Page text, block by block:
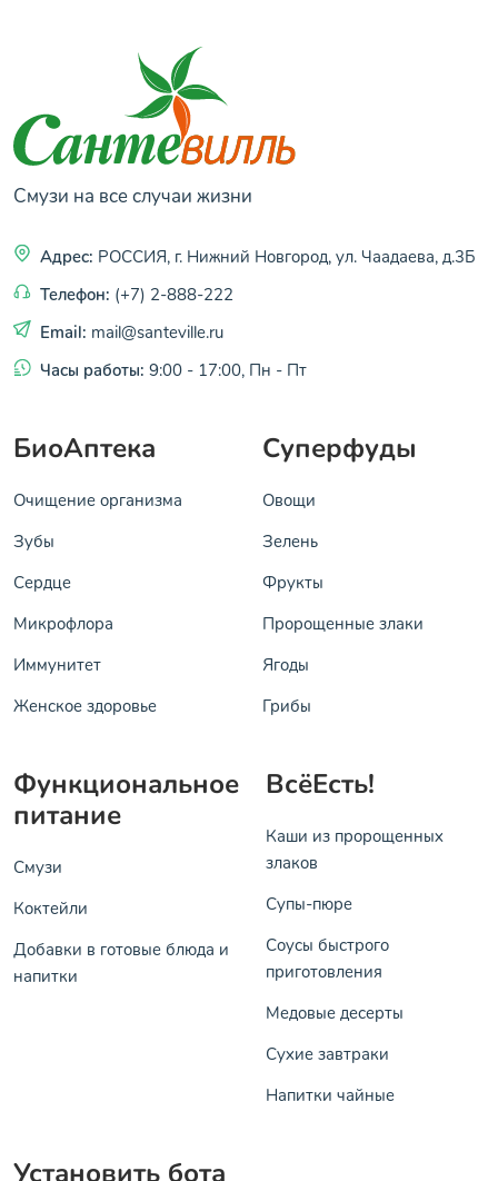
Смузи на все случаи жизни
Адрес: РОССИЯ, г. Нижний Новгород, ул. Чаадаева, д.3Б
Телефон: (+7) 2-888-222
Email: mail@santeville.ru
Часы работы: 9:00 - 17:00, Пн - Пт
БиоАптека
Очищение организма
Зубы
Сердце
Микрофлора
Иммунитет
Женское здоровье
Суперфуды
Овощи
Зелень
Фрукты
Пророщенные злаки
Ягоды
Грибы
Функциональное
питание
Смузи
Коктейли
Добавки в готовые блюда и
напитки
ВсёЕсть!
Каши из пророщенных
злаков
Супы-пюре
Соусы быстрого
приготовления
Медовые десерты
Сухие завтраки
Напитки чайные
Установить бота